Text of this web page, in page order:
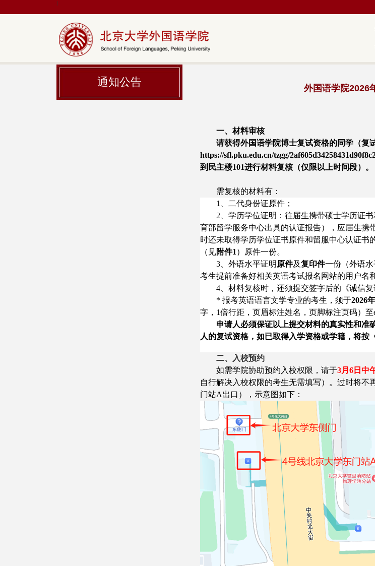
|
通知公告 外国语学院2026
一、材料审核
请获得外国语学院博士复试资格的同学（复
https://sfl.pku.edu.cn/tzgg/
到民主楼101进行材料复核（仅限以上时间段）。
需复核的材料有：
1、二代身份证原件；
2、学历学位证明：往届生携带硕士学历证
育部留学服务中心出具的认证报告），应届生携
时还未取得学历学位证书原件和留服中心认证书
（见附件1 ）原件一份。
3、外语水平证明 原件及复印件一份（外语
考生提前准备好相关英语考试报名网站的用户名
4、材料复核时，还须提交签字后的《诚信
* 报考英语语言文学专业的考生，须于2026
字，1倍行距，页眉标注姓名，页脚标注页码）至
申请人必须保证以上提交材料的真实性和准
人的复试资格，如已取得入学资格或学籍，将按
二、入校预约
如需学院协助预约入校权限，请于3月6日中
自行解决入校权限的考生无需填写）。过时将
门站A出口），示意图如下：